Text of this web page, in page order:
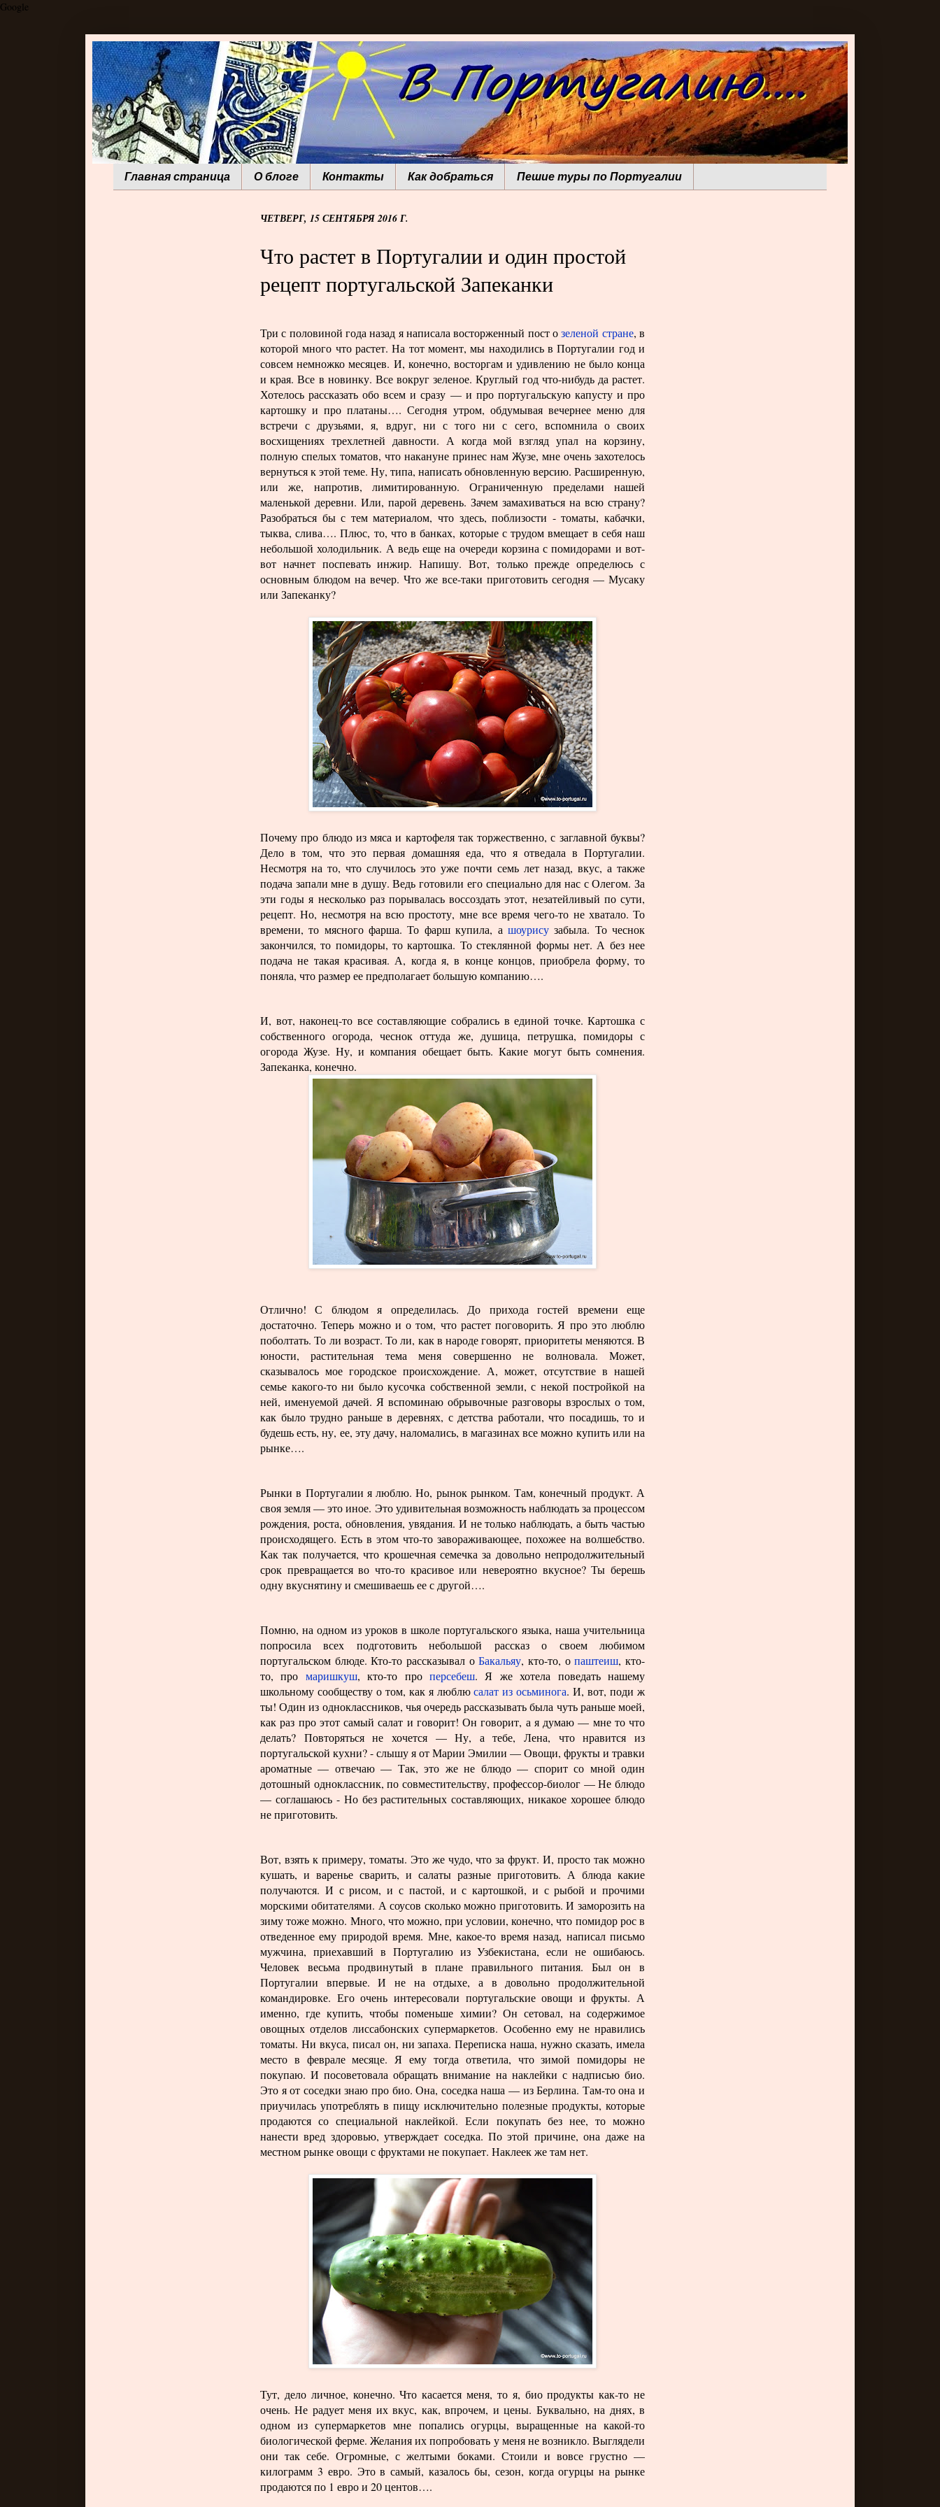
Google
Главная страница О блоге Контакты Как добраться Пешие туры по Португалии
ЧЕТВЕРГ, 15 СЕНТЯБРЯ 2016 Г.
Что растет в Португалии и один простой
рецепт португальской Запеканки
Три с половиной года назад я написала восторженный пост озеленой стране, в
которой много что растет. На тот момент, мы находились в Португалии год и
совсем немножко месяцев. И, конечно, восторгам и удивлению не было конца
и края. Все в новинку. Все вокруг зеленое. Круглый год что-нибудь да растет.
Хотелось рассказать обо всем и сразу — и про португальскую капусту и про
картошку и про платаны…. Сегодня утром, обдумывая вечернее меню для
встречи с друзьями, я, вдруг, ни с того ни с сего, вспомнила о своих
восхищениях трехлетней давности. А когда мой взгляд упал на корзину,
полную спелых томатов, что накануне принес нам Жузе, мне очень захотелось
вернуться к этой теме. Ну, типа, написать обновленную версию. Расширенную,
или же, напротив, лимитированную. Ограниченную пределами нашей
маленькой деревни. Или, парой деревень. Зачем замахиваться на всю страну?
Разобраться бы с тем материалом, что здесь, поблизости - томаты, кабачки,
тыква, слива…. Плюс, то, что в банках, которые с трудом вмещает в себя наш
небольшой холодильник. А ведь еще на очереди корзина с помидорами и вот-
вот начнет поспевать инжир. Напишу. Вот, только прежде определюсь с
основным блюдом на вечер. Что же все-таки приготовить сегодня — Мусаку
или Запеканку?
Почему про блюдо из мяса и картофеля так торжественно, с заглавной буквы?
Дело в том, что это первая домашняя еда, что я отведала в Португалии.
Несмотря на то, что случилось это уже почти семь лет назад, вкус, а также
подача запали мне в душу. Ведь готовили его специально для нас с Олегом. За
эти годы я несколько раз порывалась воссоздать этот, незатейливый по сути,
рецепт. Но, несмотря на всю простоту, мне все время чего-то не хватало. То
времени, то мясного фарша. То фарш купила, а шоурисузабыла. То чеснок
закончился, то помидоры, то картошка. То стеклянной формы нет. А без нее
подача не такая красивая. А, когда я, в конце концов, приобрела форму, то
поняла, что размер ее предполагает большую компанию….
И, вот, наконец-то все составляющие собрались в единой точке. Картошка с
собственного огорода, чеснок оттуда же, душица, петрушка, помидоры с
огорода Жузе. Ну, и компания обещает быть. Какие могут быть сомнения.
Запеканка, конечно.
Отлично! С блюдом я определилась. До прихода гостей времени еще
достаточно. Теперь можно и о том, что растет поговорить. Я про это люблю
поболтать. То ли возраст. То ли, как в народе говорят, приоритеты меняются. В
юности, растительная тема меня совершенно не волновала. Может,
сказывалось мое городское происхождение. А, может, отсутствие в нашей
семье какого-то ни было кусочка собственной земли, с некой постройкой на
ней, именуемой дачей. Я вспоминаю обрывочные разговоры взрослых о том,
как было трудно раньше в деревнях, с детства работали, что посадишь, то и
будешь есть, ну, ее, эту дачу, наломались, в магазинах все можно купить или на
рынке….
Рынки в Португалии я люблю. Но, рынок рынком. Там, конечный продукт. А
своя земля — это иное. Это удивительная возможность наблюдать за процессом
рождения, роста, обновления, увядания. И не только наблюдать, а быть частью
происходящего. Есть в этом что-то завораживающее, похожее на волшебство.
Как так получается, что крошечная семечка за довольно непродолжительный
срок превращается во что-то красивое или невероятно вкусное? Ты берешь
одну вкуснятину и смешиваешь ее с другой….
Помню, на одном из уроков в школе португальского языка, наша учительница
попросила всех подготовить небольшой рассказ о своем любимом
португальском блюде. Кто-то рассказывал оБакальяу, кто-то, опаштеиш, кто-
то, про маришкуш, кто-то проперсебеш. Я же хотела поведать нашему
школьному сообществу о том, как я люблюсалат из осьминога. И, вот, поди ж
ты! Один из одноклассников, чья очередь рассказывать была чуть раньше моей,
как раз про этот самый салат и говорит! Он говорит, а я думаю — мне то что
делать? Повторяться не хочется — Ну, а тебе, Лена, что нравится из
португальской кухни? - слышу я от Марии Эмилии — Овощи, фрукты и травки
ароматные — отвечаю — Так, это же не блюдо — спорит со мной один
дотошный одноклассник, по совместительству, профессор-биолог — Не блюдо
— соглашаюсь - Но без растительных составляющих, никакое хорошее блюдо
не приготовить.
Вот, взять к примеру, томаты. Это же чудо, что за фрукт. И, просто так можно
кушать, и варенье сварить, и салаты разные приготовить. А блюда какие
получаются. И с рисом, и с пастой, и с картошкой, и с рыбой и прочими
морскими обитателями. А соусов сколько можно приготовить. И заморозить на
зиму тоже можно. Много, что можно, при условии, конечно, что помидор рос в
отведенное ему природой время. Мне, какое-то время назад, написал письмо
мужчина, приехавший в Португалию из Узбекистана, если не ошибаюсь.
Человек весьма продвинутый в плане правильного питания. Был он в
Португалии впервые. И не на отдыхе, а в довольно продолжительной
командировке. Его очень интересовали португальские овощи и фрукты. А
именно, где купить, чтобы поменьше химии? Он сетовал, на содержимое
овощных отделов лиссабонских супермаркетов. Особенно ему не нравились
томаты. Ни вкуса, писал он, ни запаха. Переписка наша, нужно сказать, имела
место в феврале месяце. Я ему тогда ответила, что зимой помидоры не
покупаю. И посоветовала обращать внимание на наклейки с надписью био.
Это я от соседки знаю про био. Она, соседка наша — из Берлина. Там-то она и
приучилась употреблять в пищу исключительно полезные продукты, которые
продаются со специальной наклейкой. Если покупать без нее, то можно
нанести вред здоровью, утверждает соседка. По этой причине, она даже на
местном рынке овощи с фруктами не покупает. Наклеек же там нет.
Тут, дело личное, конечно. Что касается меня, то я, био продукты как-то не
очень. Не радует меня их вкус, как, впрочем, и цены. Буквально, на днях, в
одном из супермаркетов мне попались огурцы, выращенные на какой-то
биологической ферме. Желания их попробовать у меня не возникло. Выглядели
они так себе. Огромные, с желтыми боками. Стоили и вовсе грустно —
килограмм 3 евро. Это в самый, казалось бы, сезон, когда огурцы на рынке
продаются по 1 евро и 20 центов….